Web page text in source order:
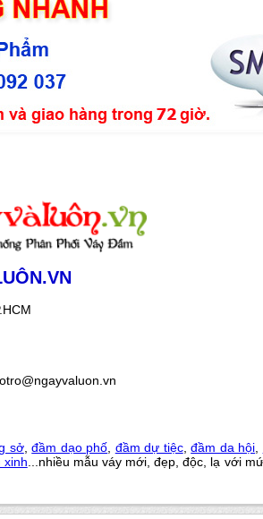
sở,đầm dạo phố đầm dự tiệc,đầm da hội
xinh ...nhiều mẫu váy mới, đẹp, độc, lạ với